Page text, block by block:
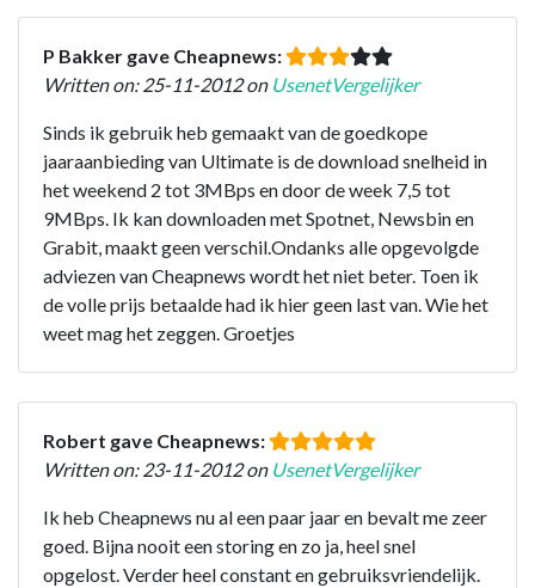
P Bakker gave Cheapnews:
Written on: 25-11-2012 on UsenetVergelijker
Sinds ik gebruik heb gemaakt van de goedkope
jaaraanbieding van Ultimate is de download snelheid in
het weekend 2 tot 3MBps en door de week 7,5 tot
9MBps. Ik kan downloaden met Spotnet, Newsbin en
Grabit, maakt geen verschil.Ondanks alle opgevolgde
adviezen van Cheapnews wordt het niet beter. Toen ik
de volle prijs betaalde had ik hier geen last van. Wie het
weet mag het zeggen. Groetjes
Robert gave Cheapnews:
Written on: 23-11-2012 on UsenetVergelijker
Ik heb Cheapnews nu al een paar jaar en bevalt me zeer
goed. Bijna nooit een storing en zo ja, heel snel
opgelost. Verder heel constant en gebruiksvriendelijk.